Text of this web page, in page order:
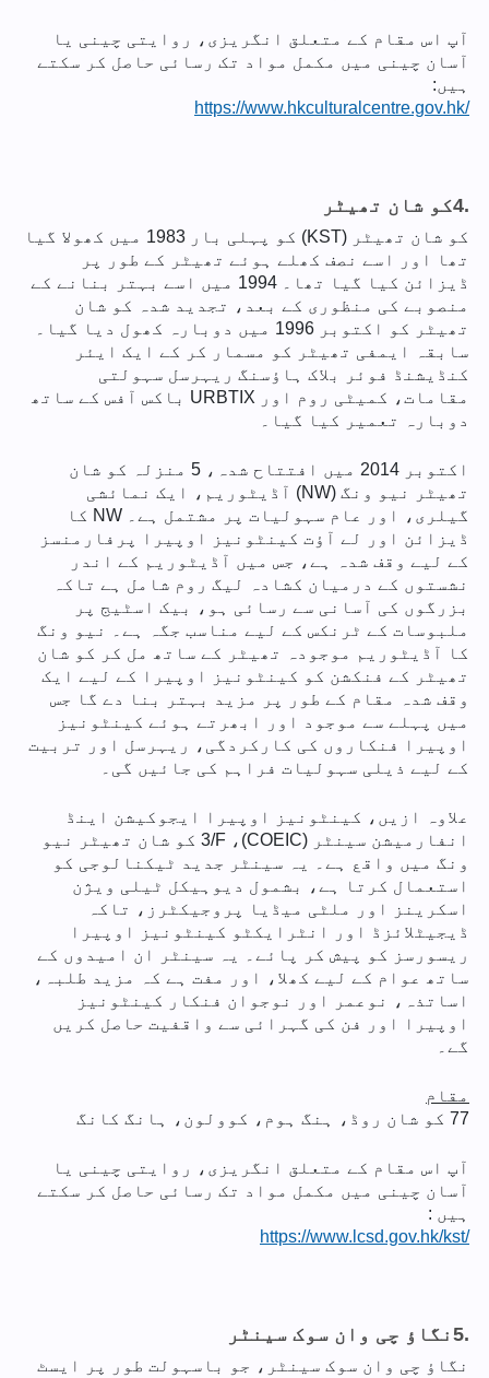
آپ اس مقام کے متعلق انگریزی، روایتی چینی یا
آسان چینی میں مکمل مواد تک رسائی حاصل کر سکتے
ہیں:
https://www.hkculturalcentre.gov.hk/
کو شان تھیٹر4.
کو شان تھیٹر (KST) کو پہلی بار 1983 میں کھولا گیا
تھا اور اسے نصف کھلے ہوئے تھیٹر کے طور پر
ڈیزائن کیا گیا تھا۔ 1994 میں اسے بہتر بنانے کے
منصوبے کی منظوری کے بعد، تجدید شدہ کو شان
تھیٹر کو اکتوبر 1996 میں دوبارہ کھول دیا گیا۔
سابقہ ایمفی تھیٹر کو مسمار کر کے ایک ایئر
کنڈیشنڈ فوئر بلاک ہاؤسنگ ریہرسل سہولتی
مقامات، کمیٹی روم اور URBTIX باکس آفس کے ساتھ
دوبارہ تعمیر کیا گیا۔
اکتوبر 2014 میں افتتاح شدہ، 5 منزلہ کو شان
تھیٹر نیو ونگ (NW) آڈیٹوریم، ایک نمائشی
گیلری، اور عام سہولیات پر مشتمل ہے۔ NW کا
ڈیزائن اور لے آؤت کینٹونیز اوپیرا پرفارمنسز
کے لیے وقف شدہ ہے، جس میں آڈیٹوریم کے اندر
نشستوں کے درمیان کشادہ لیگ روم شامل ہے تاکہ
بزرگوں کی آسانی سے رسائی ہو، بیک اسٹیج پر
ملبوسات کے ٹرنکس کے لیے مناسب جگہ ہے۔ نیو ونگ
کا آڈیٹوریم موجودہ تھیٹر کے ساتھ مل کر کو شان
تھیٹر کے فنکشن کو کینٹونیز اوپیرا کے لیے ایک
وقف شدہ مقام کے طور پر مزید بہتر بنا دے گا جس
میں پہلے سے موجود اور ابھرتے ہوئے کینٹونیز
اوپیرا فنکاروں کی کارکردگی، ریہرسل اور تربیت
کے لیے ذیلی سہولیات فراہم کی جائیں گی۔
علاوہ ازیں، کینٹونیز اوپیرا ایجوکیشن اینڈ
انفارمیشن سینٹر (COEIC)، 3/F کو شان تھیٹر نیو
ونگ میں واقع ہے۔ یہ سینٹر جدید ٹیکنالوجی کو
استعمال کرتا ہے، بشمول دیوہیکل ٹیلی ویژن
اسکرینز اور ملٹی میڈیا پروجیکٹرز، تاکہ
ڈیجیٹلائزڈ اور انٹرایکٹو کینٹونیز اوپیرا
ریسورسز کو پیش کر پائے۔ یہ سینٹر ان امیدوں کے
ساتھ عوام کے لیے کھلا، اور مفت ہے کہ مزید طلبہ،
اساتذہ، نوعمر اور نوجوان فنکار کینٹونیز
اوپیرا اور فن کی گہرائی سے واقفیت حاصل کریں
گے۔
مقام
77 کو شان روڈ، ہنگ ہوم، کوولون، ہانگ کانگ
آپ اس مقام کے متعلق انگریزی، روایتی چینی یا
آسان چینی میں مکمل مواد تک رسائی حاصل کر سکتے
ہیں :
https://www.lcsd.gov.hk/kst/
نگاؤ چی وان سوک سینٹر 5.
نگاؤ چی وان سوک سینٹر، جو باسہولت طور پر ایسٹ